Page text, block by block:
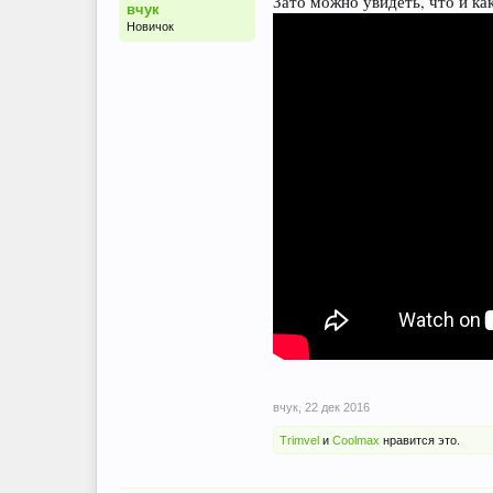
вчук
Новичок
вчук 22 дек 2016
Trimvel и Coolmax нравится это.